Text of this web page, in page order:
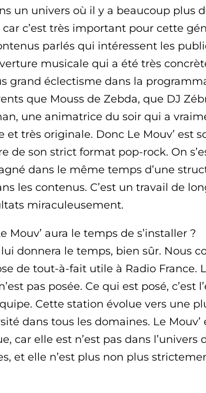
un univers où il y a beaucoup plus
c’est très important pour cette
parlés qui intéressent les
musicale qui a été très
grand éclectisme dans la
que Mouss de Zebda, que DJ
une animatrice du soir qui a
très originale. Donc Le Mouv’ est
de son strict format pop-rock. On
dans le même temps d’une
les contenus. C’est un travail de
miraculeusement.
Mouv’ aura le temps de s’installer ?
donnera le temps, bien sûr. Nous
de tout-à-fait utile à Radio France.
pas posée. Ce qui est posé, c’est
Cette station évolue vers une
dans tous les domaines. Le Mouv’
car elle est n’est pas dans l’univers
et elle n’est plus non plus